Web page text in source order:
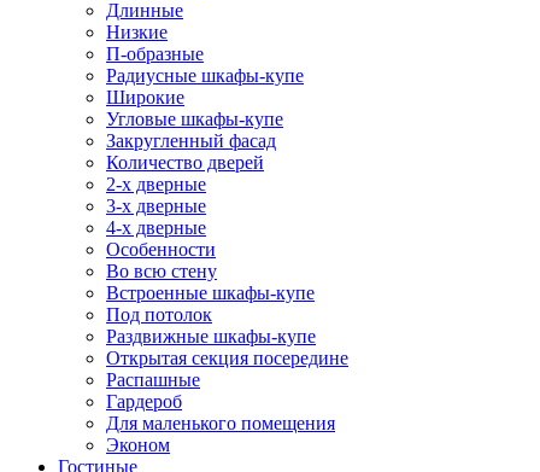
Длинные
Низкие
П-образные
Радиусные шкафы-купе
Широкие
Угловые шкафы-купе
Закругленный фасад
Количество дверей
2-х дверные
3-х дверные
4-х дверные
Особенности
Во всю стену
Встроенные шкафы-купе
Под потолок
Раздвижные шкафы-купе
Открытая секция посередине
Распашные
Гардероб
Для маленького помещения
Эконом
Гостиные